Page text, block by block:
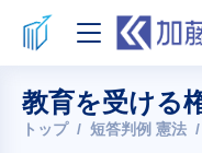
教育を受ける
トップ 短答判例 憲法